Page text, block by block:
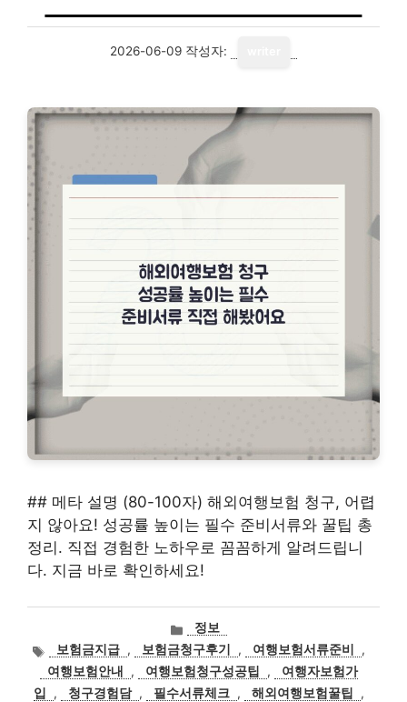
2026-06-09 작성자:
## 메타 설명 (80-100자) 해외여행보험 청구, 어렵
지 않아요! 성공률 높이는 필수 준비서류와 꿀팁 총
정리. 직접 경험한 노하우로 꼼꼼하게 알려드립니
다. 지금 바로 확인하세요!
카
테
고
리
정보
태
그
보험금지급 , 보험금청구후기 , 여행보험서류준비
,
여행보험안내
, 여행보험청구성공팁 ,
여행자보험가
입
, 청구경험담 , 필수서류체크 , 해외여행보험꿀팁
,